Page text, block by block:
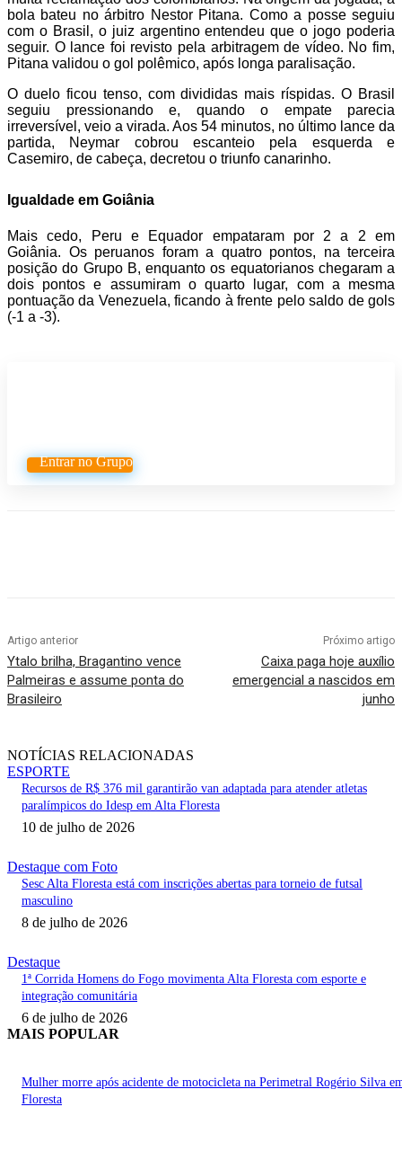
bola bateu no árbitro Nestor Pitana. Como a posse seguiu
com o Brasil, o juiz argentino entendeu que o jogo poderia
seguir. O lance foi revisto pela arbitragem de vídeo. No fim,
Pitana validou o gol polêmico, após longa paralisação.
O duelo ficou tenso, com divididas mais ríspidas. O Brasil
seguiu pressionando e, quando o empate parecia
irreversível, veio a virada. Aos 54 minutos, no último lance da
partida, Neymar cobrou escanteio pela esquerda e
Casemiro, de cabeça, decretou o triunfo canarinho.
Igualdade em Goiânia
Mais cedo, Peru e Equador empataram por 2 a 2 em
Goiânia. Os peruanos foram a quatro pontos, na terceira
posição do Grupo B, enquanto os equatorianos chegaram a
dois pontos e assumiram o quarto lugar, com a mesma
pontuação da Venezuela, ficando à frente pelo saldo de gols
(-1 a -3).
Entrar no Grupo
Artigo anterior
Ytalo brilha, Bragantino vence
Palmeiras e assume ponta do
Brasileiro
Próximo artigo
Caixa paga hoje auxílio
emergencial a nascidos em
junho
NOTÍCIAS RELACIONADAS
ESPORTE
Recursos de R$ 376 mil garantirão van adaptada para atender atletas
paralímpicos do Idesp em Alta Floresta
10 de julho de 2026
Destaque com Foto
Sesc Alta Floresta está com inscrições abertas para torneio de futsal
masculino
8 de julho de 2026
Destaque
1ª Corrida Homens do Fogo movimenta Alta Floresta com esporte e
integração comunitária
6 de julho de 2026
MAIS POPULAR
Mulher morre após acidente de motocicleta na Perimetral Rogério Silva
Floresta